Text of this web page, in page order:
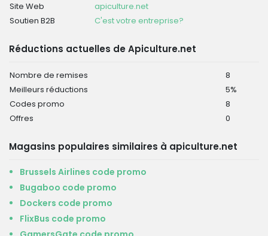
Site Web
apiculture.net
Soutien B2B
C'est votre entreprise?
Réductions actuelles de Apiculture.net
Nombre de remises
8
Meilleurs réductions
5%
Codes promo
8
Offres
0
Magasins populaires similaires à apiculture.net
Brussels Airlines code promo
Bugaboo code promo
Dockers code promo
FlixBus code promo